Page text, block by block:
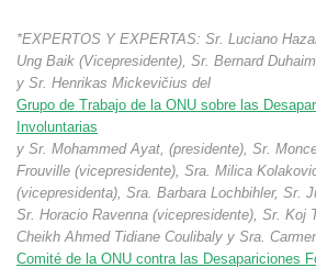
*EXPERTOS Y EXPERTAS: Sr. Luciano
Ung Baik (Vicepresidente), Sr. Bernard
y Sr. Henrikas Mickevičius del
Grupo de Trabajo de la ONU sobre las
Involuntarias
y Sr. Mohammed Ayat, (presidente), Sr.
Frouville (vicepresidente), Sra. Milica
(vicepresidenta), Sra. Barbara Lochbihler, Sr.
Sr. Horacio Ravenna (vicepresidente), Sr. Koj
Cheikh Ahmed Tidiane Coulibaly y Sra.
Comité de la ONU contra las Desapariciones